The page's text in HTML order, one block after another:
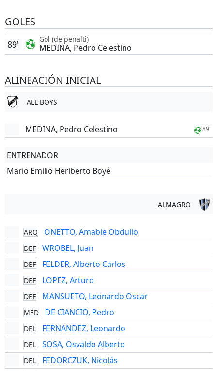
GOLES
Gol (de penalti)
MEDINA, Pedro Celestino
89'
ALINEACIÓN INICIAL
ALL BOYS
MEDINA, Pedro Celestino 89'
ENTRENADOR
Mario Emilio Heriberto Boyé
ALMAGRO
ARQ ONETTO, Amable Obdulio
DEF WROBEL, Juan
DEF FELDER, Alberto Carlos
DEF LOPEZ, Arturo
DEF MANSUETO, Leonardo Oscar
MED DE CIANCIO, Pedro
DEL FERNANDEZ, Leonardo
DEL SOSA, Osvaldo Alberto
DEL FEDORCZUK, Nicolás